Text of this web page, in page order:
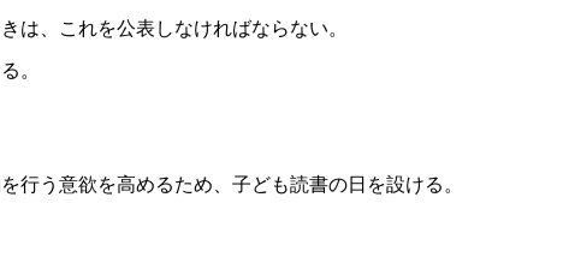
、これを公表しなければならない。
。
う意欲を高めるため、子ども読書の日を設ける。